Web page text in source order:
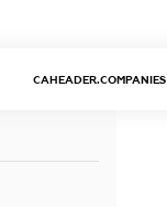
CAHEADER.COMPANIES